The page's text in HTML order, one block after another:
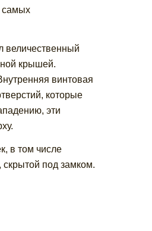
самых
величественный
крышей.
винтовая
которые
эти
в том числе
скрытой под замком.